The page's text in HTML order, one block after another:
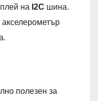
на I2C шина.
полезен за